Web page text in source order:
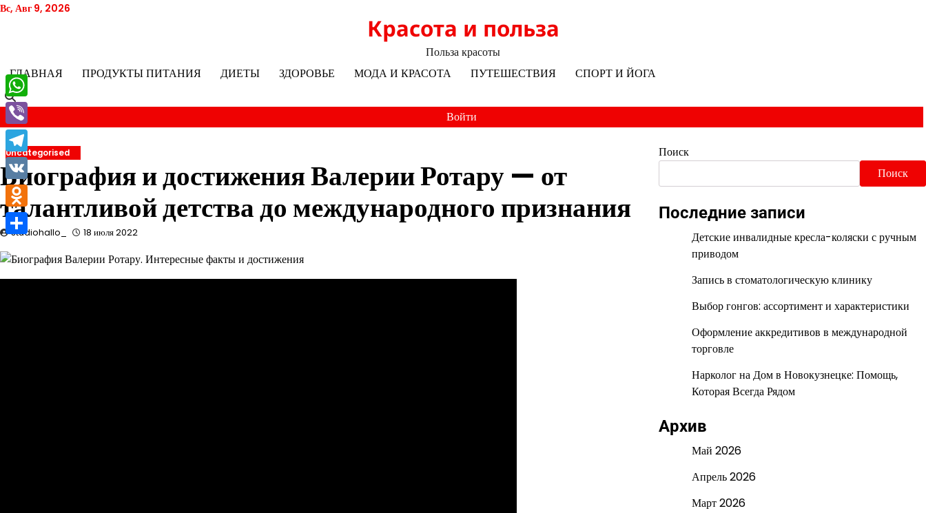
Перейти
Вс, Авг 9, 2026
Красота и польза
Польза красоты
ГЛАВНАЯ
ПРОДУКТЫ ПИТАНИЯ ДИЕТЫ ЗДОРОВЬЕ МОДА И КРАСОТА ПУТЕШЕСТВИЯ СПОРТ И ЙОГА
Войти
Uncategorised
Биография и достижения Валерии Ротару — от
талантливой детства до международного признания
studiohallo_ 18 июля 2022
Поиск
Поиск
Последние записи
Детские инвалидные кресла-коляски с ручным
приводом
Запись в стоматологическую клинику
Выбор гонгов: ассортимент и характеристики
Оформление аккредитивов в международной
торговле
Нарколог на Дом в Новокузнецке: Помощь,
Которая Всегда Рядом
Архив
Май 2026
Апрель 2026
Март 2026
WhatsApp
Viber
Telegram
VK
Odnoklassniki